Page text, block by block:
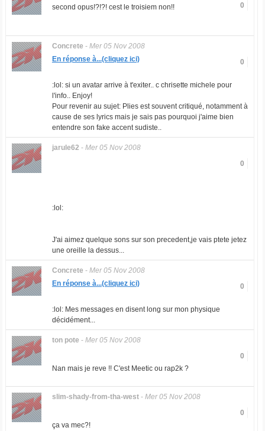
0
second opus!?!?! cest le troisiem non!!
Concrete - Mer 05 Nov 2008
0
En réponse à...(cliquez ici)
:lol: si un avatar arrive à t'exiter.. c chrisette michele pour
l'info.. Enjoy!
Pour revenir au sujet: Plies est souvent critiqué, notamment à
cause de ses lyrics mais je sais pas pourquoi j'aime bien
entendre son fake accent sudiste..
jarule62 - Mer 05 Nov 2008
0
:lol:
J'ai aimez quelque sons sur son precedent,je vais ptete jetez
une oreille la dessus...
Concrete - Mer 05 Nov 2008
0
En réponse à...(cliquez ici)
:lol: Mes messages en disent long sur mon physique
décidément...
ton pote - Mer 05 Nov 2008
0
Nan mais je reve !! C'est Meetic ou rap2k ?
slim-shady-from-tha-west- Mer 05 Nov 2008
0
ça va mec?!